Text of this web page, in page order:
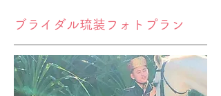
ブライダル琉装フォトプラン